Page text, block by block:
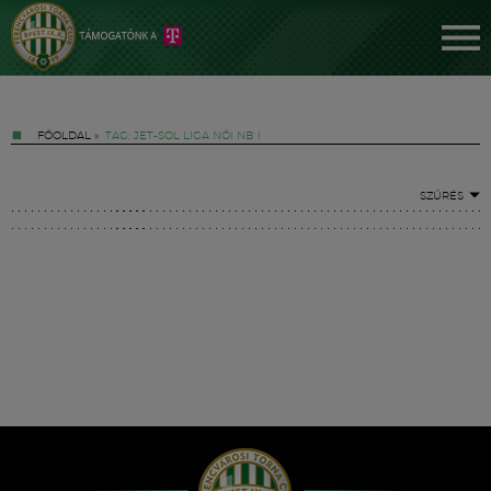
FŐOLDAL » TAG: JET-SOL LIGA NŐI NB I
SZŰRÉS
Hírek